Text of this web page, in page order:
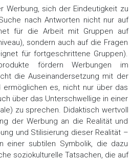
Werbung, sich der Eindeutigkeit zu
nach Antworten nicht nur auf
für die Arbeit mit Gruppen auf
sondern auch auf die Fragen
für fortgeschrittene Gruppen).
fördern Werbungen im
die Auseinandersetzung mit der
ermöglichen es, nicht nur über das
über das Unterschwellige in einer
zu sprechen. Didaktisch wertvoll
der Werbung an die Realität und
und Stilisierung dieser Realität –
einer subtilen Symbolik, die dazu
soziokulturelle Tatsachen, die auf